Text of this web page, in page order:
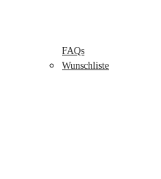
FAQs
Wunschliste